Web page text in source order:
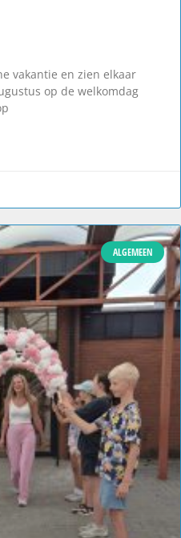
vakantie en zien elkaar
op de welkomdag
ALGEMEEN